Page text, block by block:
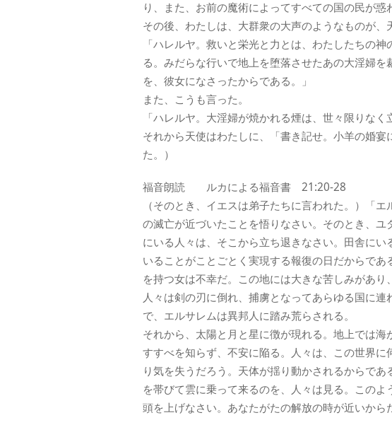
り、また、お前の魔術によってすべての国の民が惑
その後、わたしは、大群衆の大声のようなものが、
「ハレルヤ。救いと栄光と力とは、わたしたちの
る。みだらな行いで地上を堕落させたあの大淫婦
を、彼女になさったからである。」
また、こうも言った。
「ハレルヤ。大淫婦が焼かれる煙は、世々限りなく
それから天使はわたしに、「書き記せ。小羊の婚
た。）
福音朗読 ルカによる福音書 21:20-28
（そのとき、イエスは弟子たちに言われた。）「
の滅亡が近づいたことを悟りなさい。そのとき、
にいる人々は、そこから立ち退きなさい。田舎に
いることがことごとく実現する報復の日だからで
を持つ女は不幸だ。この地には大きな苦しみがあり
人々は剣の刃に倒れ、捕虜となってあらゆる国に
で、エルサレムは異邦人に踏み荒らされる。
それから、太陽と月と星に徴が現れる。地上では
すすべを知らず、不安に陥る。人々は、この世界
り気を失うだろう。天体が揺り動かされるからで
を帯びて雲に乗って来るのを、人々は見る。この
頭を上げなさい。あなたがたの解放の時が近いから